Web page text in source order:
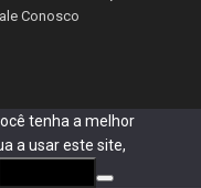
Conosco
tenha a melhor
a usar este site,